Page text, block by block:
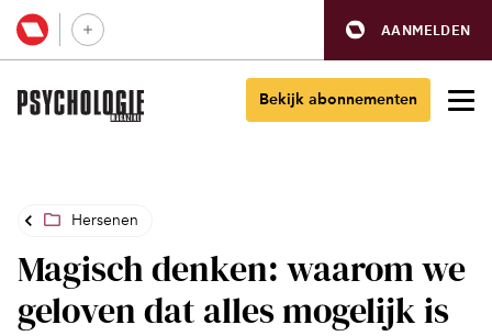
AANMELDEN
Bekijk abonnementen
Hersenen
Magisch denken: waarom we
geloven dat alles mogelijk is